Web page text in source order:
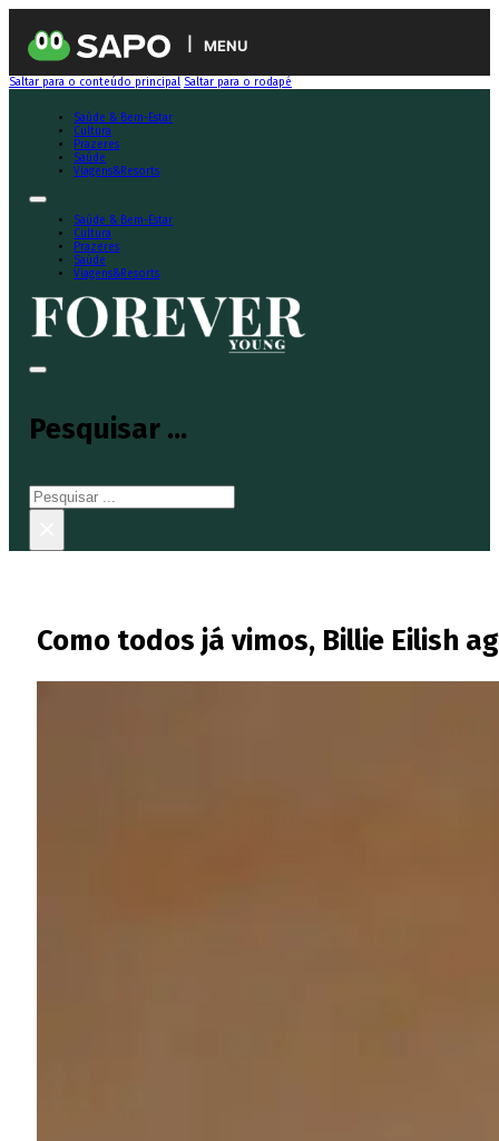
MENU
Saltar para o conteúdo principal Saltar para o rodapé
Saúde & Bem-Estar
Cultura
Prazeres
Saúde
Viagens&Resorts
Saúde & Bem-Estar
Cultura
Prazeres
Saúde
Viagens&Resorts
Pesquisar ...
Pesquisar
Como todos já vimos, Billie Eilish